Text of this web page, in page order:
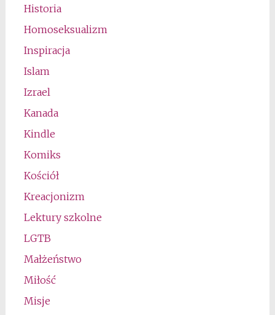
Historia
Homoseksualizm
Inspiracja
Islam
Izrael
Kanada
Kindle
Komiks
Kościół
Kreacjonizm
Lektury szkolne
LGTB
Małżeństwo
Miłość
Misje